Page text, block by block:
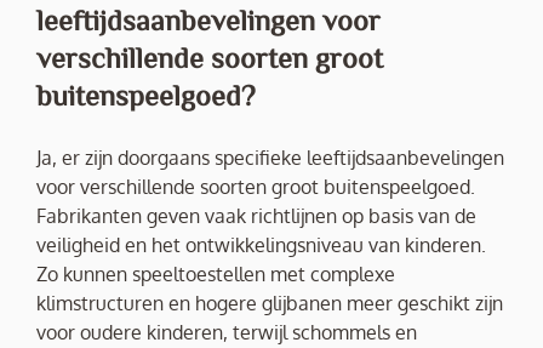
leeftijdsaanbevelingen voor
verschillende soorten groot
buitenspeelgoed?
Ja, er zijn doorgaans specifieke leeftijdsaanbevelingen
voor verschillende soorten groot buitenspeelgoed.
Fabrikanten geven vaak richtlijnen op basis van de
veiligheid en het ontwikkelingsniveau van kinderen.
Zo kunnen speeltoestellen met complexe
klimstructuren en hogere glijbanen meer geschikt zijn
voor oudere kinderen, terwijl schommels en